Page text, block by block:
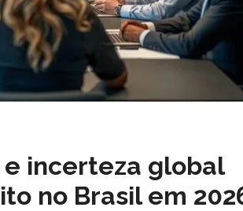
incerteza global
no Brasil em